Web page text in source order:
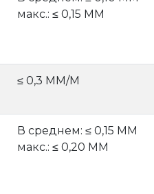
макс.: ≤ 0,15 MM
≤ 0,3 MM/M
В среднем: ≤ 0,15 MM
макс.: ≤ 0,20 MM